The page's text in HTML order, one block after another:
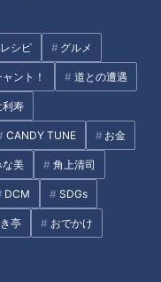
レシピ グルメ
ント！ 道との遭遇
利寿
CANDY TUNE お金
な美 角上清司
DCM SDGs
亭 おでかけ
染症の危険がありま
張し、血流が増加。か
する唾液に対するアレ
保冷剤などで冷やしま
で、かゆみを抑えられ
あるので、かゆみを抑